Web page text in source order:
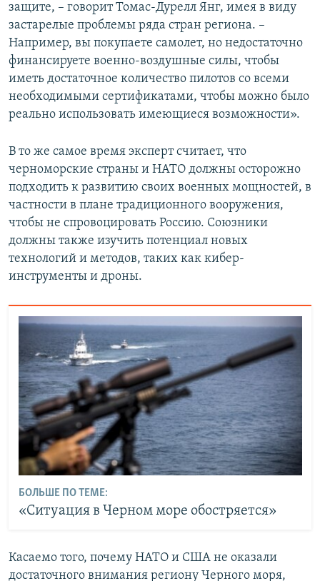
защите, – говорит Томас-Дурелл Янг, имея в виду
застарелые проблемы ряда стран региона. –
Например, вы покупаете самолет, но недостаточно
финансируете военно-воздушные силы, чтобы
иметь достаточное количество пилотов со всеми
необходимыми сертификатами, чтобы можно было
реально использовать имеющиеся возможности».
В то же самое время эксперт считает, что
черноморские страны и НАТО должны осторожно
подходить к развитию своих военных мощностей, в
частности в плане традиционного вооружения,
чтобы не спровоцировать Россию. Союзники
должны также изучить потенциал новых
технологий и методов, таких как кибер-
инструменты и дроны.
БОЛЬШЕ ПО ТЕМЕ:
«Ситуация в Черном море обостряется»
Касаемо того, почему НАТО и США не оказали
достаточного внимания региону Черного моря,